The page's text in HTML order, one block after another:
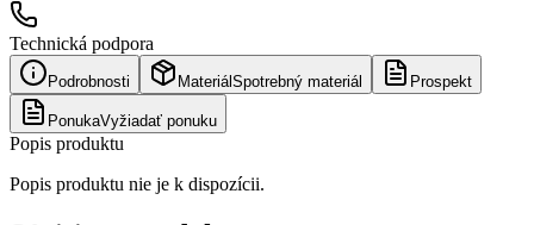
Technická podpora
Podrobnosti Materiál Spotrebný materiál Prospekt
PonukaVyžiadať ponuku
Popis produktu
Popis produktu nie je k dispozícii.